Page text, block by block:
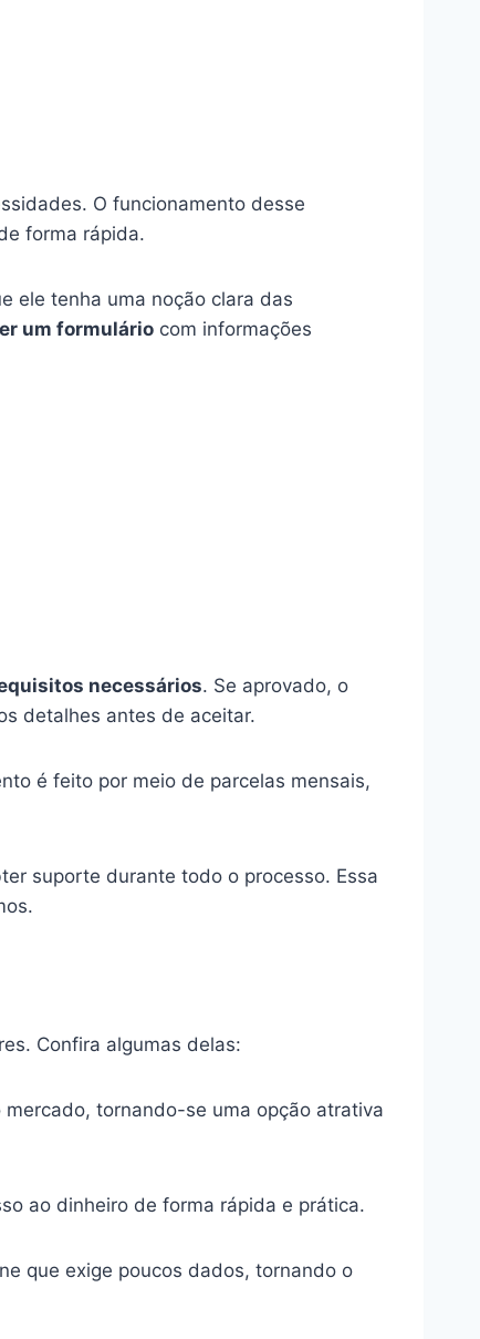
O funcionamento desse
forma rápida.
ele tenha uma noção clara das
um formulário com informações
necessários. Se aprovado, o
detalhes antes de aceitar.
é feito por meio de parcelas mensais,
suporte durante todo o processo. Essa
Confira algumas delas:
tornando-se uma opção atrativa
ao dinheiro de forma rápida e prática.
que exige poucos dados, tornando o